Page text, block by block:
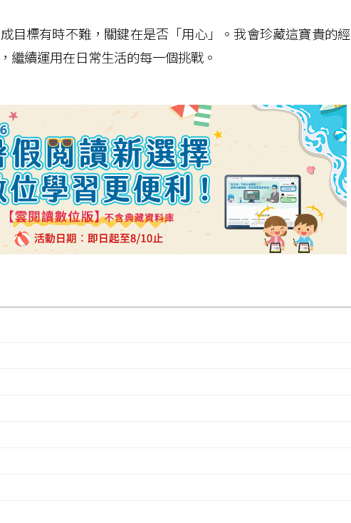
目標有時不難，關鍵在是否「用心」。我會珍藏這寶貴的經
繼續運用在日常生活的每一個挑戰。